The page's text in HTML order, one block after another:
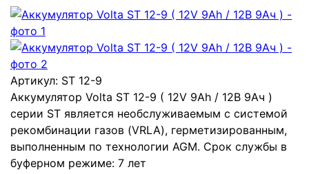
Артикул: ST 12-9
Аккумулятор Volta ST 12-9 ( 12V 9Ah / 12В 9Ач )
серии ST является необслуживаемым с системой
рекомбинации газов (VRLA), герметизированным,
выполненным по технологии AGM. Срок службы в
буферном режиме: 7 лет